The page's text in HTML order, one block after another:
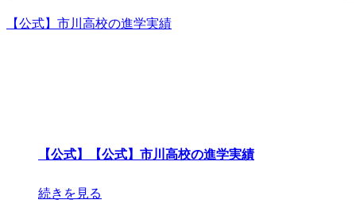
【公式】市川高校の進学実績
【公式】【公式】市川高校の進学実績
続きを見る